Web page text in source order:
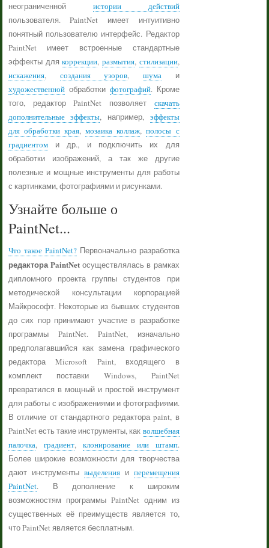
неограниченной истории действий
пользователя. PaintNet имеет интуитивно
понятный пользователю интерфейс. Редактор
PaintNet имеет встроенные стандартные
эффекты длякоррекции, размытия, стилизации,
искажения, создания узоров, шумаи
художественнойобработки фотографий. Кроме
того, редактор PaintNet позволяет скачать
дополнительные эффекты, например, эффекты
для обработки края,мозаика коллаж,полосы с
градиентоми др., и подключить их для
обработки изображений, а так же другие
полезные и мощные инструменты для работы
с картинками, фотографиями и рисунками.
Узнайте больше о
PaintNet...
Что такое PaintNet?Первоначально разработка
редактора PaintNet осуществлялась в рамках
дипломного проекта группы студентов при
методической консультации корпорацией
Майкрософт. Некоторые из бывших студентов
до сих пор принимают участие в разработке
программы PaintNet. PaintNet, изначально
предполагавшийся как замена графического
редактора Microsoft Paint, входящего в
комплект поставки Windows, PaintNet
превратился в мощный и простой инструмент
для работы с изображениями и фотографиями.
В отличие от стандартного редактора paint, в
PaintNet есть такие инструменты, как волшебная
палочка, градиент, клонирование или штамп.
Более широкие возможности для творчества
дают инструменты выделенияи перемещения
PaintNet. В дополнение к широким
возможностям программы PaintNet одним из
существенных её преимуществ является то,
что PaintNet является бесплатным.